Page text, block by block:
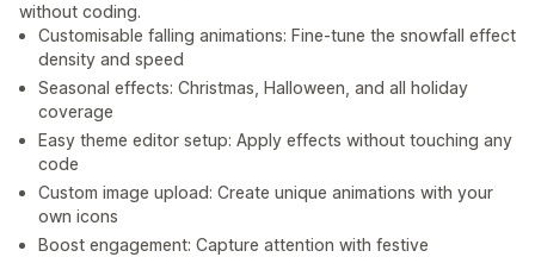
without coding.
Customisable falling animations: Fine-tune the snowfall effect
density and speed
Seasonal effects: Christmas, Halloween, and all holiday
coverage
Easy theme editor setup: Apply effects without touching any
code
Custom image upload: Create unique animations with your
own icons
Boost engagement: Capture attention with festive